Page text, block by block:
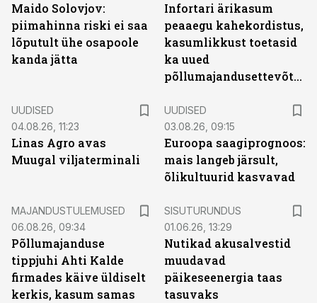
Maido Solovjov:
piimahinna riski ei saa
lõputult ühe osapoole
kanda jätta
Infortari ärikasum
peaaegu kahekordistus,
kasumlikkust toetasid
ka uued
põllumajandusettevõtted
UUDISED
04.08.26, 11:23
Linas Agro avas
Muugal viljaterminali
UUDISED
03.08.26, 09:15
Euroopa saagiprognoos:
mais langeb järsult,
õlikultuurid kasvavad
MAJANDUSTULEMUSED
06.08.26, 09:34
Põllumajanduse
tippjuhi Ahti Kalde
firmades käive üldiselt
kerkis, kasum samas
SISUTURUNDUS
01.06.26, 13:29
Nutikad akusalvestid
muudavad
päikeseenergia taas
tasuvaks